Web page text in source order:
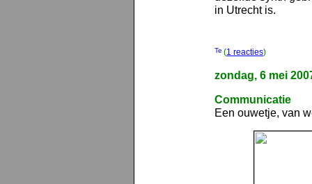
in Utrecht is.
(1 reacties)
zondag, 6 mei
Communicatie
Een ouwetje, van